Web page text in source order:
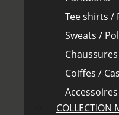
Tee shirts /
Sweats /
Coiffes /
Accessoires
COLLECTION